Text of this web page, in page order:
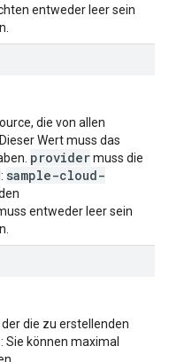
entweder leer sein
die von allen
Wert muss das
providermuss die
sample-cloud-
entweder leer sein
die zu erstellenden
Sie können maximal